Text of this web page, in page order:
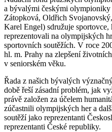
a bývalými českými
Zátopková, Oldřich
Karel Engel) sdružuje
reprezentovali na olympijských
sportovních soutěžích. V roce
hl. m. Prahy na zlepšení
v seniorském věku.
Řada z našich bývalých
době řeší zásadní problém, jak
právě založen za účelem
zúčastnili olympijských her a
soutěží jako reprezentanti
reprezentanti České republiky.